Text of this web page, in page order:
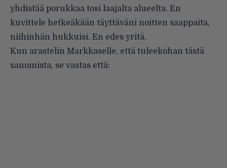
yhdistää porukkaa tosi laajalta alueelta. En
kuvittele hetkeäkään täyttäväni noitten saappaita,
niihinhän hukkuisi. En edes yritä.
Kun arastelin Markkaselle, että tuleekohan tästä
sanomista, se vastas että: